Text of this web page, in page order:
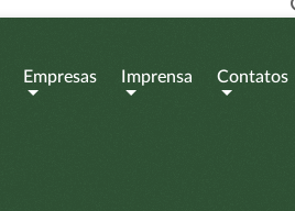
Empresas Imprensa Contatos